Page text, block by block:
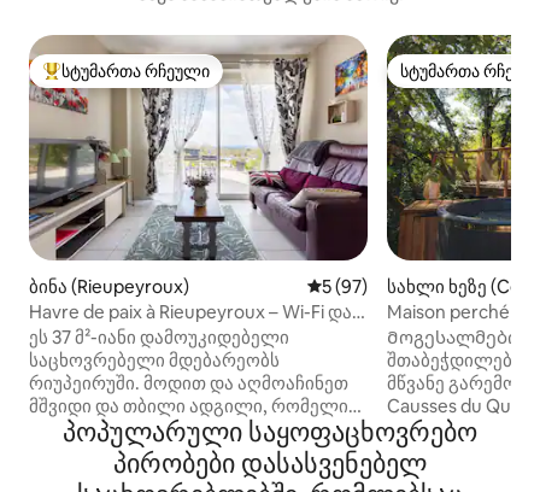
სტუმართა რჩეული მოწინავე ვარიანტი
სტუმართა რჩეული
ბინა (Rieupeyroux) საშუალო შეფასებაა
5 (97)
Havre de paix à Rieupeyroux – Wi-Fi და
კომფორტი
ეს 37 მ²-იანი დამოუკიდებელი
საცხოვრებელი მდებარეობს
რიუპეირუში. მოდით და აღმოაჩინეთ
მშვიდი და თბილი ადგილი, რომელიც
იდეალურია ორსთვის სასვენად. თქვენ
ისარგებლებთ სრულად აღჭურვილი
სივრცით: აღჭურვილი სამზარეულო.
სტუმართა
სტუმართა
სახლი ხეზე
Maison perché
Მოგესალმებით
მწვანე გარემოში
Causses du
მსოფლიო
ყველაზე
ცის ქვეშ
პოპულარული საყოფაცხოვრებო
პირობები დასასვენებელ